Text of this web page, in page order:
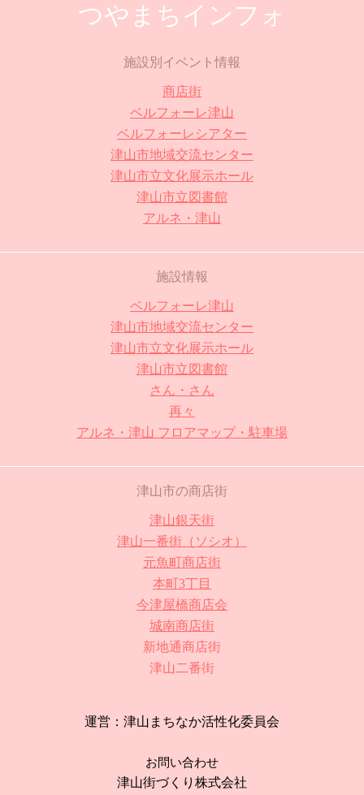
つやまちインフォ
施設別イベント情報
商店街
ベルフォーレ津山
ベルフォーレシアター
津山市地域交流センター
津山市立文化展示ホール
津山市立図書館
アルネ・津山
施設情報
ベルフォーレ津山
津山市地域交流センター
津山市立文化展示ホール
津山市立図書館
さん・さん
再々
アルネ・津山 フロアマップ・駐車場
津山市の商店街
津山銀天街
津山一番街（ソシオ）
元魚町商店街
本町3丁目
今津屋橋商店会
城南商店街
新地通商店街
津山二番街
運営：津山まちなか活性化委員会
お問い合わせ
津山街づくり株式会社